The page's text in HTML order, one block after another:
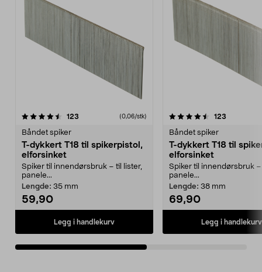
123 (0,06/stk)
Båndet spiker
T-dykkert T18 til spikerpistol,
elforsinket
Spiker til innendørsbruk – til lister,
panele...
Lengde: 35 mm
59,90
Legg i handlekurv
4.5av 5 stjerner 123
Båndet spiker
T-dykkert T18 til
elforsinket
Spiker til innendørsbruk –
panele...
Lengde: 38 mm
69,90
Legg i handlekurv
4.5av 5 stjerner